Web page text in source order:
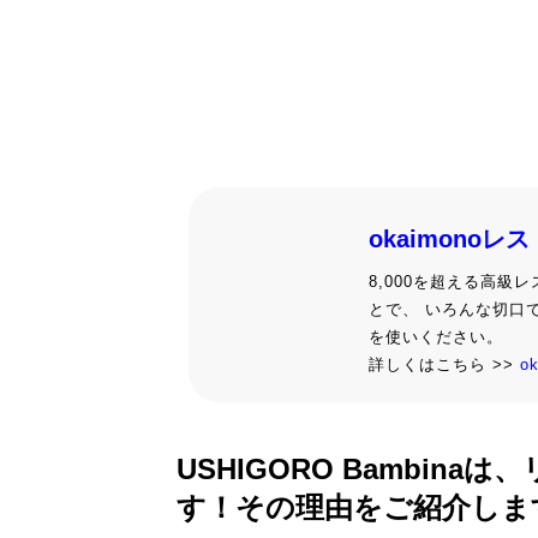
okaimonoレス
8,000を超える高級レ
とで、 いろんな切口
を使いください。
詳しくはこちら >>
USHIGORO Bambinaは、
す！その理由をご紹介しま